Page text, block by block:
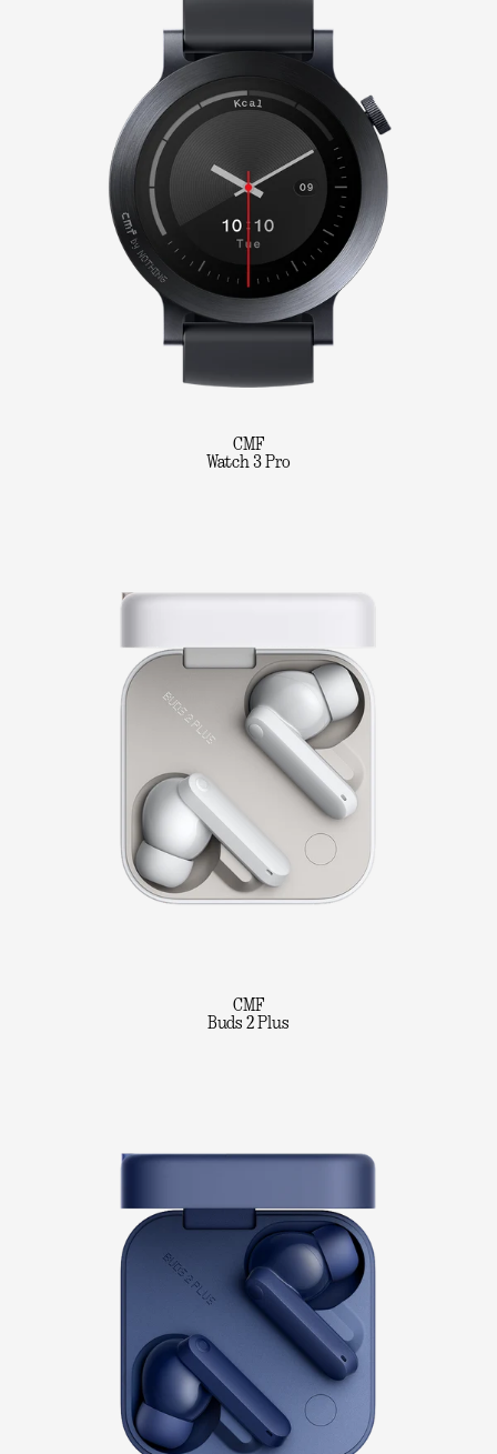
CMF
Watch 3 Pro
CMF
Buds 2 Plus